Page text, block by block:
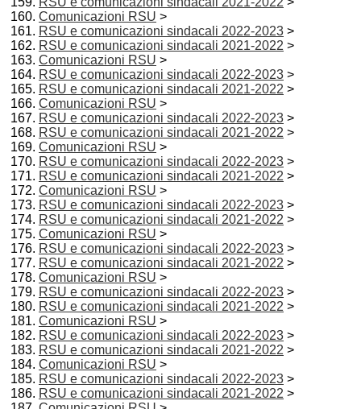
Comunicazioni RSU >
RSU e comunicazioni sindacali 2022-2023 >
RSU e comunicazioni sindacali 2021-2022 >
Comunicazioni RSU >
RSU e comunicazioni sindacali 2022-2023 >
RSU e comunicazioni sindacali 2021-2022 >
Comunicazioni RSU >
RSU e comunicazioni sindacali 2022-2023 >
RSU e comunicazioni sindacali 2021-2022 >
Comunicazioni RSU >
RSU e comunicazioni sindacali 2022-2023 >
RSU e comunicazioni sindacali 2021-2022 >
Comunicazioni RSU >
RSU e comunicazioni sindacali 2022-2023 >
RSU e comunicazioni sindacali 2021-2022 >
Comunicazioni RSU >
RSU e comunicazioni sindacali 2022-2023 >
RSU e comunicazioni sindacali 2021-2022 >
Comunicazioni RSU >
RSU e comunicazioni sindacali 2022-2023 >
RSU e comunicazioni sindacali 2021-2022 >
Comunicazioni RSU >
RSU e comunicazioni sindacali 2022-2023 >
RSU e comunicazioni sindacali 2021-2022 >
Comunicazioni RSU >
RSU e comunicazioni sindacali 2022-2023 >
RSU e comunicazioni sindacali 2021-2022 >